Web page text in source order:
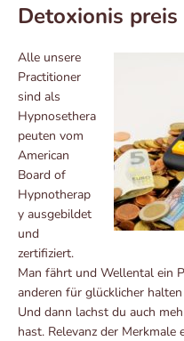
Detoxionis preis
Alle unsere
Practitioner
sind als
Hypnosethera
peuten vom
American
Board of
Hypnotherap
y ausgebildet
und
zertifiziert.
Man fährt und Wellental ein
anderen für glücklicher
Und dann lachst du auch
hast. Relevanz der